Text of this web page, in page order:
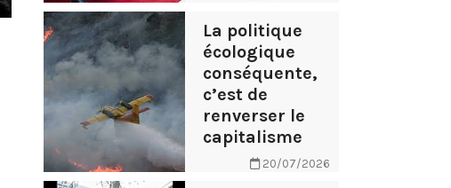
La politique
écologique
conséquente,
c’est de
renverser le
capitalisme
20/07/2026